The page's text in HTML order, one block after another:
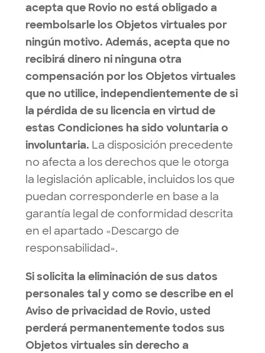
acepta que Rovio no está obligado a
reembolsarle los Objetos virtuales por
ningún motivo. Además, acepta que no
recibirá dinero ni ninguna otra
compensación por los Objetos virtuales
que no utilice, independientemente de si
la pérdida de su licencia en virtud de
estas Condiciones ha sido voluntaria o
involuntaria. La disposición precedente
no afecta a los derechos que le otorga
la legislación aplicable, incluidos los que
puedan corresponderle en base a la
garantía legal de conformidad descrita
en el apartado «Descargo de
responsabilidad».
Si solicita la eliminación de sus datos
personales tal y como se describe en el
Aviso de privacidad de Rovio, usted
perderá permanentemente todos sus
Objetos virtuales sin derecho a